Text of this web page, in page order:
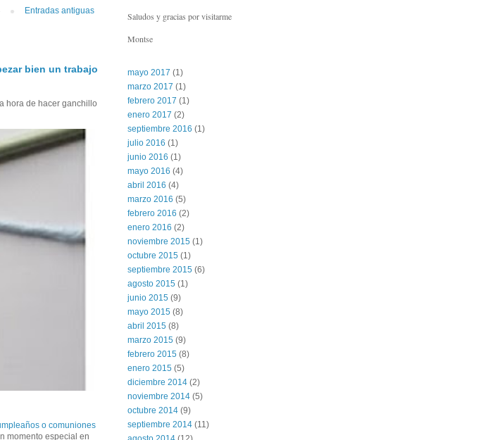
Entradas antiguas
bien un trabajo
hora de hacer ganchillo
o comuniones
momento especial en
Saludos y gracias por visitarme
Montse
mayo 2017 (1)
marzo 2017 (1)
febrero 2017 (1)
enero 2017 (2)
septiembre 2016 (1)
julio 2016 (1)
junio 2016 (1)
mayo 2016 (4)
abril 2016 (4)
marzo 2016 (5)
febrero 2016 (2)
enero 2016 (2)
noviembre 2015 (1)
octubre 2015 (1)
septiembre 2015 (6)
agosto 2015 (1)
junio 2015 (9)
mayo 2015 (8)
abril 2015 (8)
marzo 2015 (9)
febrero 2015 (8)
enero 2015 (5)
diciembre 2014 (2)
noviembre 2014 (5)
octubre 2014 (9)
septiembre 2014 (11)